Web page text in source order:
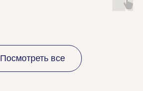
Посмотреть все